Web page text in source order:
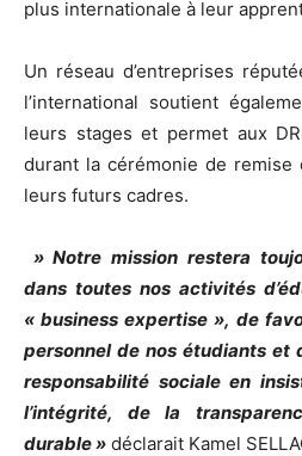
plus internationale à leur
Un réseau d’entreprises
l’international soutient
leurs stages et permet aux
durant la cérémonie de
leurs futurs cadres.
» Notre mission restera
dans toutes nos activités
« business expertise », de
personnel de nos étudiants et
responsabilité sociale en
l’intégrité, de la
durable » déclarait Kamel